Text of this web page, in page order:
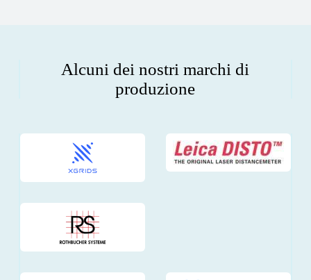
Alcuni dei nostri marchi di
produzione